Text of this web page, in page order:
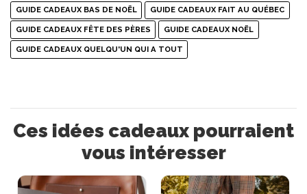
GUIDE CADEAUX BAS DE NOËL GUIDE CADEAUX FAIT AU QUÉBEC
GUIDE CADEAUX FÊTE DES PÈRES GUIDE CADEAUX NOËL
GUIDE CADEAUX QUELQU'UN QUI A TOUT
Ces idées cadeaux pourraient
vous intéresser